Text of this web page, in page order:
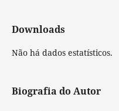
Downloads
Não há dados estatísticos.
Biografia do Autor